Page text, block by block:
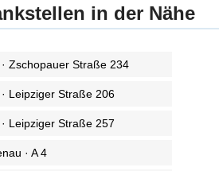
in der Nähe
Zschopauer Straße 234
Leipziger Straße 206
Leipziger Straße 257
· A 4